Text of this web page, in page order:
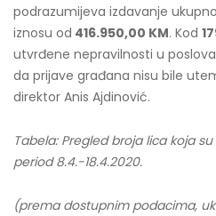
podrazumijeva izdavanje ukupno
iznosu od 416.950,00 KM. Kod
utvrđene nepravilnosti u
da prijave građana nisu bile
direktor Anis Ajdinović.
Tabela: Pregled broja lica koja
period 8.4.-18.4.2020.
(prema dostupnim podacima,